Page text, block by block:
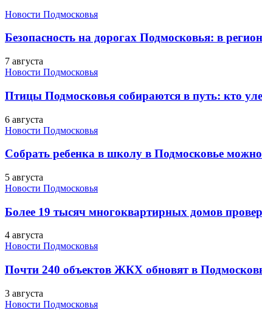
Новости Подмосковья
Безопасность на дорогах Подмосковья: в
7 августа
Новости Подмосковья
Птицы Подмосковья собираются в путь: кто
6 августа
Новости Подмосковья
Собрать ребенка в школу в Подмосковье
5 августа
Новости Подмосковья
Более 19 тысяч многоквартирных домов
4 августа
Новости Подмосковья
Почти 240 объектов ЖКХ обновят в
3 августа
Новости Подмосковья